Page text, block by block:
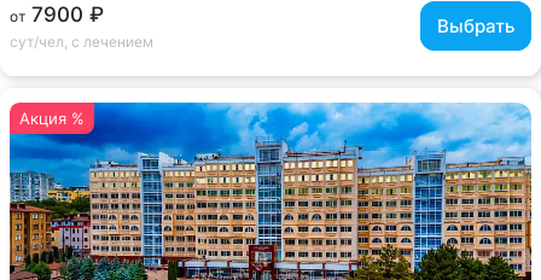
от 7900 ₽
сут/чел, с лечением
Выбрать
Акция %